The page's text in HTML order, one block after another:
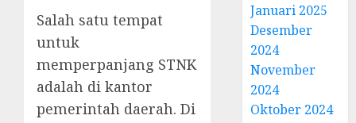
Salah satu tempat
untuk
memperpanjang STNK
adalah di kantor
pemerintah daerah. Di
Januari 2025
Desember
2024
November
2024
Oktober 2024